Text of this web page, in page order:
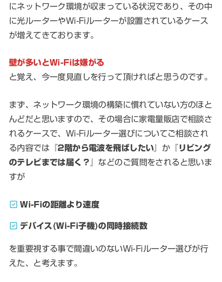
にネットワーク環境が収まっている状況であり、その中
に光ルーターやWi-Fiルーターが設置されているケース
が増えてきております。
壁が多いとWi-Fiは嫌がる
と覚え、今一度見直しを行って頂ければと思うのです。
まず、ネットワーク環境の構築に慣れていない方のほと
んどだと思いますので、その場合に家電量販店で相談さ
れるケースで、Wi-Fiルーター選びについてご相談され
る内容では『2階から電波を飛ばしたい 』か『リビング
のテレビまでは届く？
』などのご質問をされると思いま
すが
Wi-Fiの距離より速度
デバイス(Wi-Fi子機)の同時接続数
を重要視する事で間違いのないWi-Fiルーター選びが行
えた、と考えます。